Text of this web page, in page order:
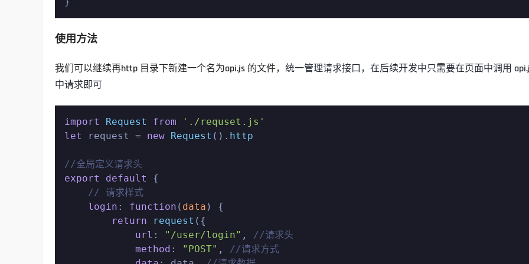
使用方法
我们可以继续再http 目录下新建一个名为api.js 的文件， 统一管理请求接口，在后续开发中只需要在页面中调用
中请求即可
import Request from
'./requset.js'
let
request = new Request (). http
//全局定义请求头
export
default
{
// 请求样式
login : function ( data ) {
return
request ({
url : "/user/login" ,
//请求头
method : "POST" ,
//请求方式